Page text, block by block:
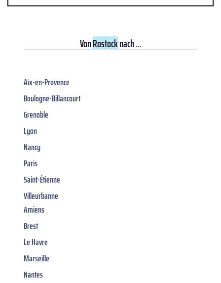
VonRostocknach ...
Aix-en-Provence
Boulogne-Billancourt
Grenoble
Lyon
Nancy
Paris
Saint-Étienne
Villeurbanne
Amiens
Brest
Le Havre
Marseille
Nantes